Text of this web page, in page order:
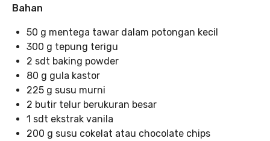
Bahan
50 g mentega tawar dalam potongan kecil
300 g tepung terigu
2 sdt baking powder
80 g gula kastor
225 g susu murni
2 butir telur berukuran besar
1 sdt ekstrak vanila
200 g susu cokelat atau chocolate chips